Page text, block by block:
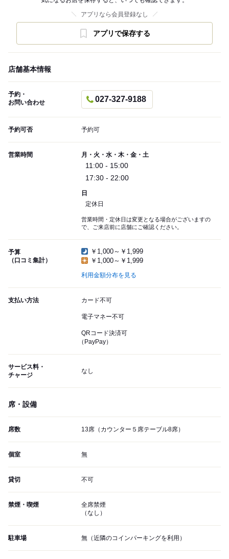
アプリなら会員登録なし
アプリで保存する
店舗基本情報
予約・
お問い合わせ
027-327-9188
予約可否 予約可
営業時間 月・火・水・木・金・土
11:00 - 15:00
17:30 - 22:00
日
定休日
営業時間・定休日は変更となる場合がございますの
で、ご来店前に店舗にご確認ください。
予算
（口コミ集計）
￥1,000～￥1,999
￥1,000～￥1,999
利用金額分布を見る
支払い方法 カード不可
電子マネー不可
QRコード決済可
（PayPay）
サービス料・
チャージ
なし
席・設備
席数 13席（カウンター５席テーブル8席）
個室 無
貸切 不可
禁煙・喫煙
全席禁煙
（なし）
駐車場 無（近隣のコインパーキングを利用）